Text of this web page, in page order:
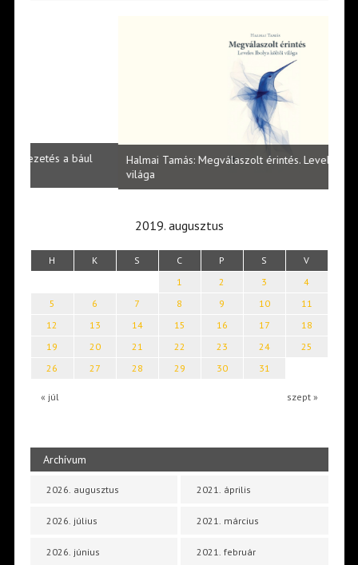
Halmai Tamás: Megválaszolt érintés. Leveles Ibolya költői
2019. augusztus
H K S C P S V
« júl szept »
1 2 3
4
5
6 7 8 9 10
11
12
13 14 15 16 17
18
19
20 21 22 23 24
25
26
27 28 29 30 31
Archívum
2026. augusztus
2026. július
2026. június
2021. április
2021. március
2021. február